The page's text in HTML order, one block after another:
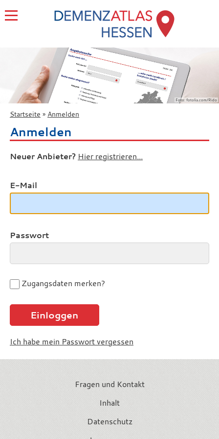
Foto: fotolia.com/Rido
Startseite Anmelden
Anmelden
Neuer Anbieter? Hier registrieren...
E-Mail
Passwort
Zugangsdaten merken?
Ich habe mein Passwort vergessen
Fragen und Kontakt
Inhalt
Datenschutz